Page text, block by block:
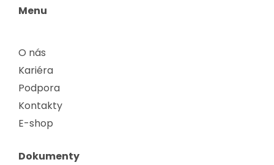
Menu
O nás
Kariéra
Podpora
Kontakty
E-shop
Dokumenty